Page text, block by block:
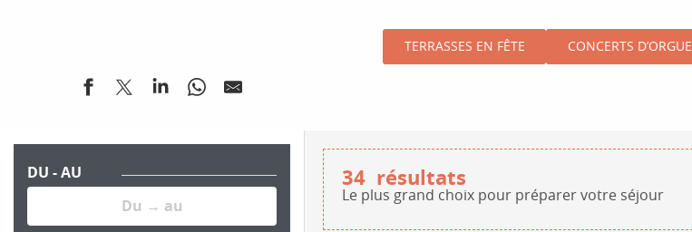
TERRASSES EN FÊTE CONCERTS D’ORGUE
DU - AU 34 résultats
Le plus grand choix pour préparer votre séjour